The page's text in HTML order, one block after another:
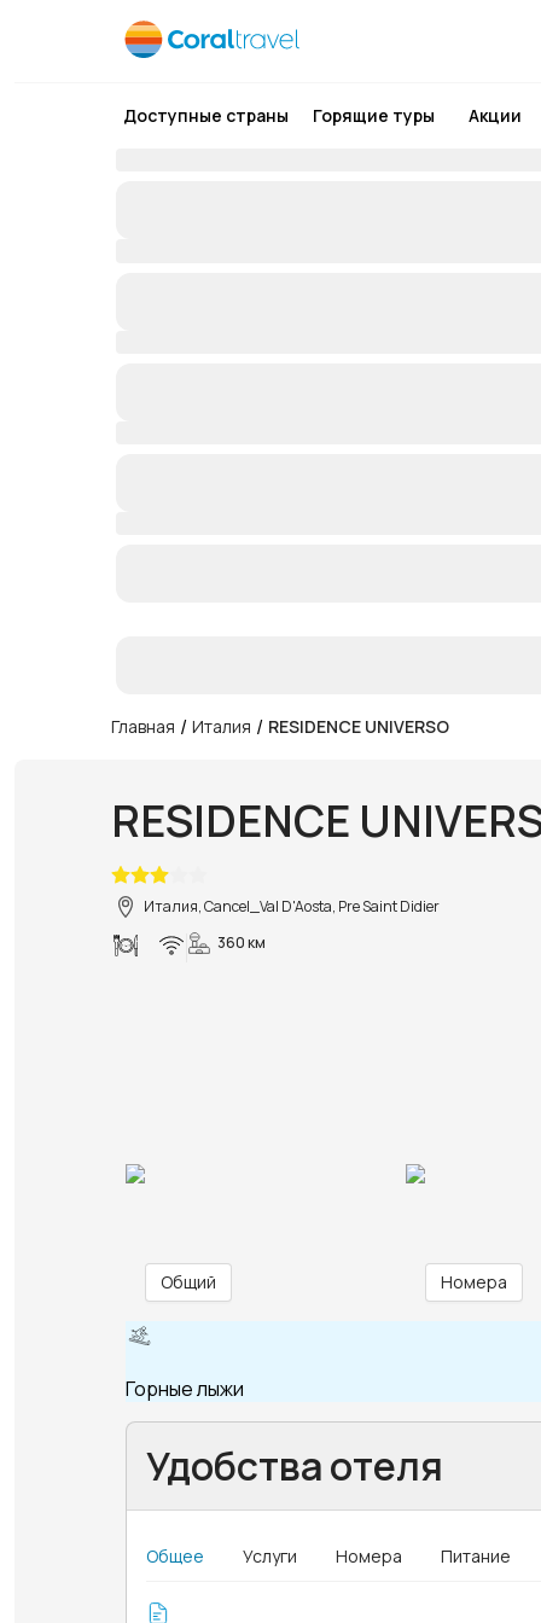
Доступные страны Горящие туры Акции
Главная / Италия / RESIDENCE UNIVERSO
RESIDENCE
Италия, Cancel_Val D'Aosta, Pre Saint Didier
360 км
Общий Номера
Горные лыжи
Удобства отеля
Общее Услуги Номера Питание